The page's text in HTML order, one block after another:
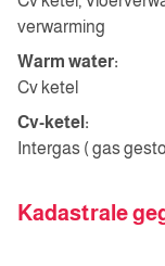
verwarming
Warm water:
Cv ketel
Cv-ketel:
Intergas ( gas
Kadastrale